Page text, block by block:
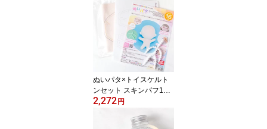
ぬいパタ×トイスケルト
ンセット スキンパフ16c
m ぬいぐるみパターンが
2,272円